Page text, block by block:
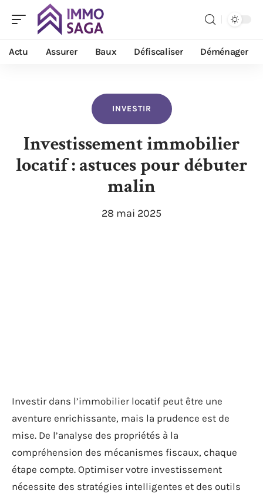
Actu Assurer Baux Défiscaliser Déménager
INVESTIR
Investissement immobilier
locatif : astuces pour débuter
malin
28 mai 2025
Investir dans l’immobilier locatif peut être une
aventure enrichissante, mais la prudence est de
mise. De l’analyse des propriétés à la
compréhension des mécanismes fiscaux, chaque
étape compte. Optimiser votre investissement
nécessite des stratégies intelligentes et des outils